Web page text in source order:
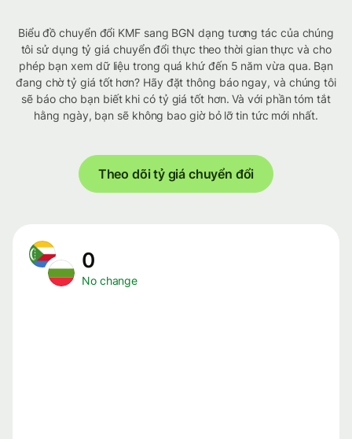
Biểu đồ chuyển đổi KMF sang BGN dạng tương tác của chúng
tôi sử dụng tỷ giá chuyển đổi thực theo thời gian thực và cho
phép bạn xem dữ liệu trong quá khứ đến 5 năm vừa qua. Bạn
đang chờ tỷ giá tốt hơn? Hãy đặt thông báo ngay, và chúng tôi
sẽ báo cho bạn biết khi có tỷ giá tốt hơn. Và với phần tóm tắt
hằng ngày, bạn sẽ không bao giờ bỏ lỡ tin tức mới nhất.
Theo dõi tỷ giá chuyển đổi
0
No change